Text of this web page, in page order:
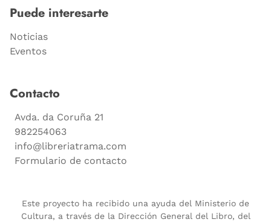
Puede interesarte
Noticias
Eventos
Contacto
Avda. da Coruña 21
982254063
info@libreriatrama.com
Formulario de contacto
Este proyecto ha recibido una ayuda del Ministerio de
Cultura, a través de la Dirección General del Libro, del